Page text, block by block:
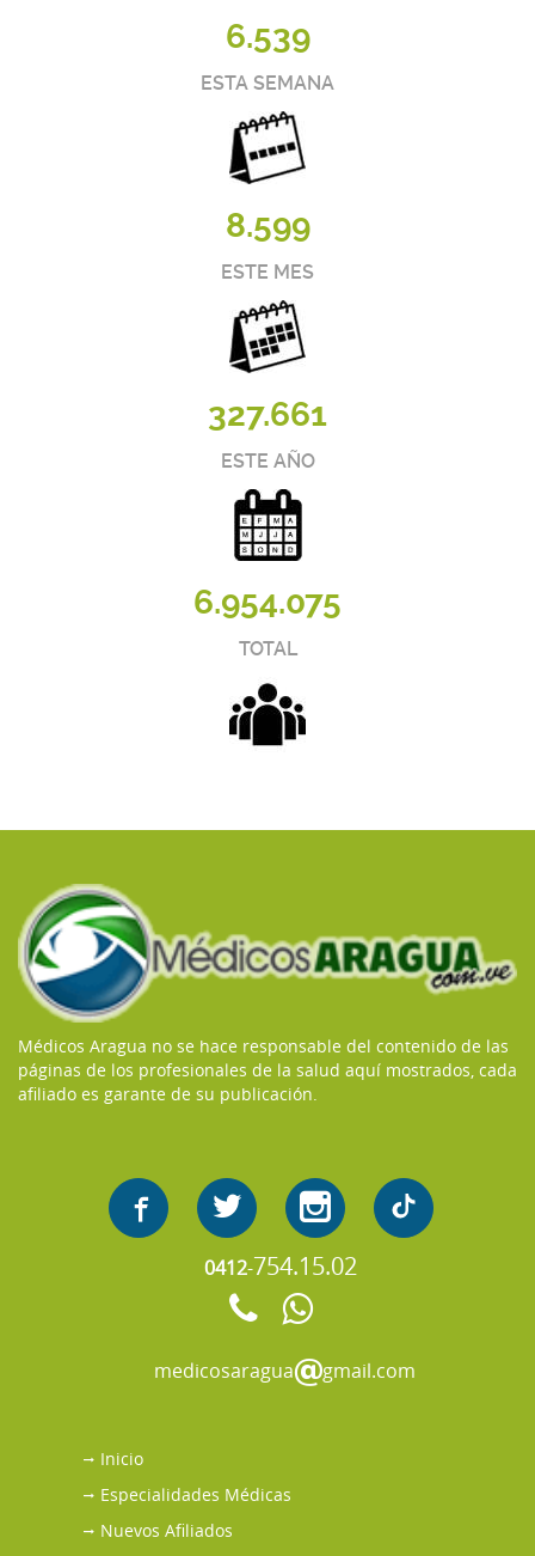
6.539
ESTA SEMANA
8.599
ESTE MES
327.661
ESTE AÑO
6.954.075
TOTAL
Médicos Aragua no se hace responsable del contenido de las
páginas de los profesionales de la salud aquí mostrados, cada
afiliado es garante de su publicación.
0412-754.15.02
medicosaraguagmail.com
Inicio
Especialidades Médicas
Nuevos Afiliados